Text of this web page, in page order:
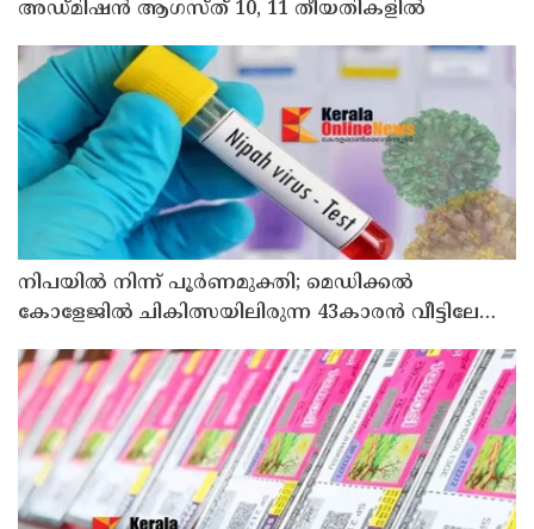
അഡ്മിഷൻ ആഗസ്ത് 10, 11 തീയതികളിൽ
നിപയിൽ നിന്ന് പൂർണമുക്തി; മെഡിക്കൽ
കോളേജിൽ ചികിത്സയിലിരുന്ന 43കാരൻ വീട്ടിലേക്ക്